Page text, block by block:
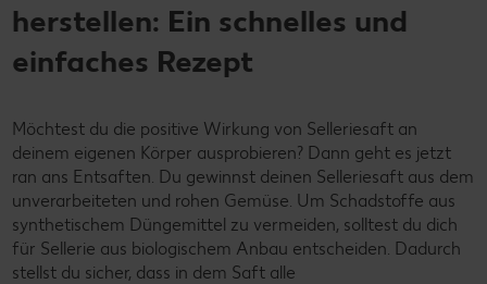
herstellen: Ein schnelles und
einfaches Rezept
Möchtest du die positive Wirkung von Selleriesaft an
deinem eigenen Körper ausprobieren? Dann geht es jetzt
ran ans Entsaften. Du gewinnst deinen Selleriesaft aus dem
unverarbeiteten und rohen Gemüse. Um Schadstoffe aus
synthetischem Düngemittel zu vermeiden, solltest du dich
für Sellerie aus biologischem Anbau entscheiden. Dadurch
stellst du sicher, dass in dem Saft alle